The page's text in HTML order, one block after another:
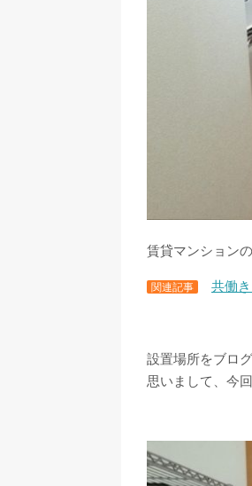
賃貸マンション
関連記事 共働
設置場所をブロ
思いまして、今